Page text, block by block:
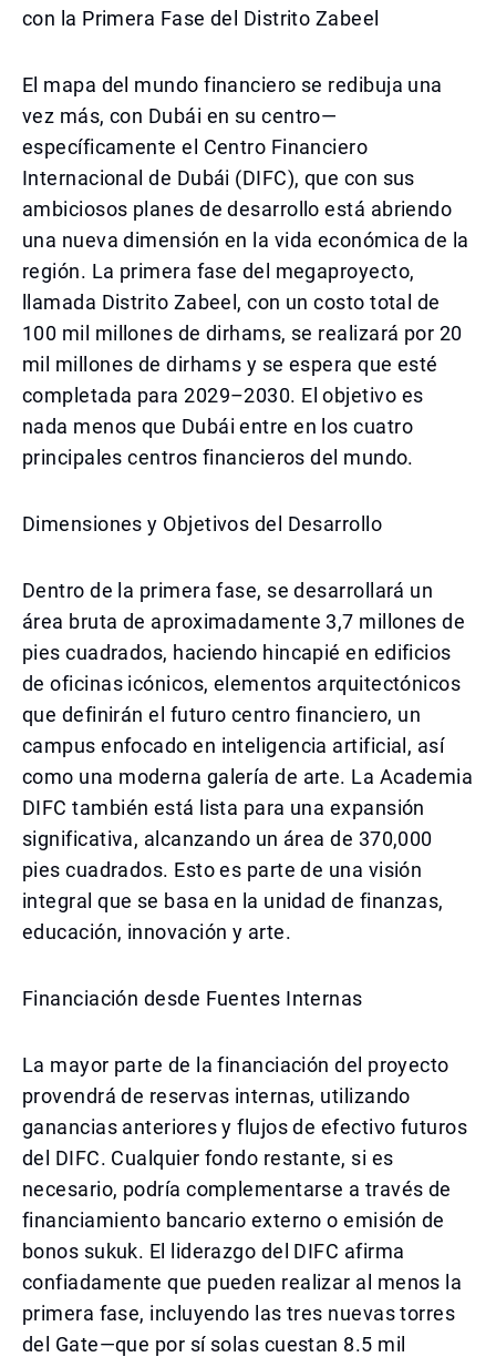
con la Primera Fase del Distrito Zabeel
El mapa del mundo financiero se redibuja una
vez más, con Dubái en su centro—
específicamente el Centro Financiero
Internacional de Dubái (DIFC), que con sus
ambiciosos planes de desarrollo está abriendo
una nueva dimensión en la vida económica de la
región. La primera fase del megaproyecto,
llamada Distrito Zabeel, con un costo total de
100 mil millones de dirhams, se realizará por 20
mil millones de dirhams y se espera que esté
completada para 2029–2030. El objetivo es
nada menos que Dubái entre en los cuatro
principales centros financieros del mundo.
Dimensiones y Objetivos del Desarrollo
Dentro de la primera fase, se desarrollará un
área bruta de aproximadamente 3,7 millones de
pies cuadrados, haciendo hincapié en edificios
de oficinas icónicos, elementos arquitectónicos
que definirán el futuro centro financiero, un
campus enfocado en inteligencia artificial, así
como una moderna galería de arte. La Academia
DIFC también está lista para una expansión
significativa, alcanzando un área de 370,000
pies cuadrados. Esto es parte de una visión
integral que se basa en la unidad de finanzas,
educación, innovación y arte.
Financiación desde Fuentes Internas
La mayor parte de la financiación del proyecto
provendrá de reservas internas, utilizando
ganancias anteriores y flujos de efectivo futuros
del DIFC. Cualquier fondo restante, si es
necesario, podría complementarse a través de
financiamiento bancario externo o emisión de
bonos sukuk. El liderazgo del DIFC afirma
confiadamente que pueden realizar al menos la
primera fase, incluyendo las tres nuevas torres
del Gate—que por sí solas cuestan 8.5 mil